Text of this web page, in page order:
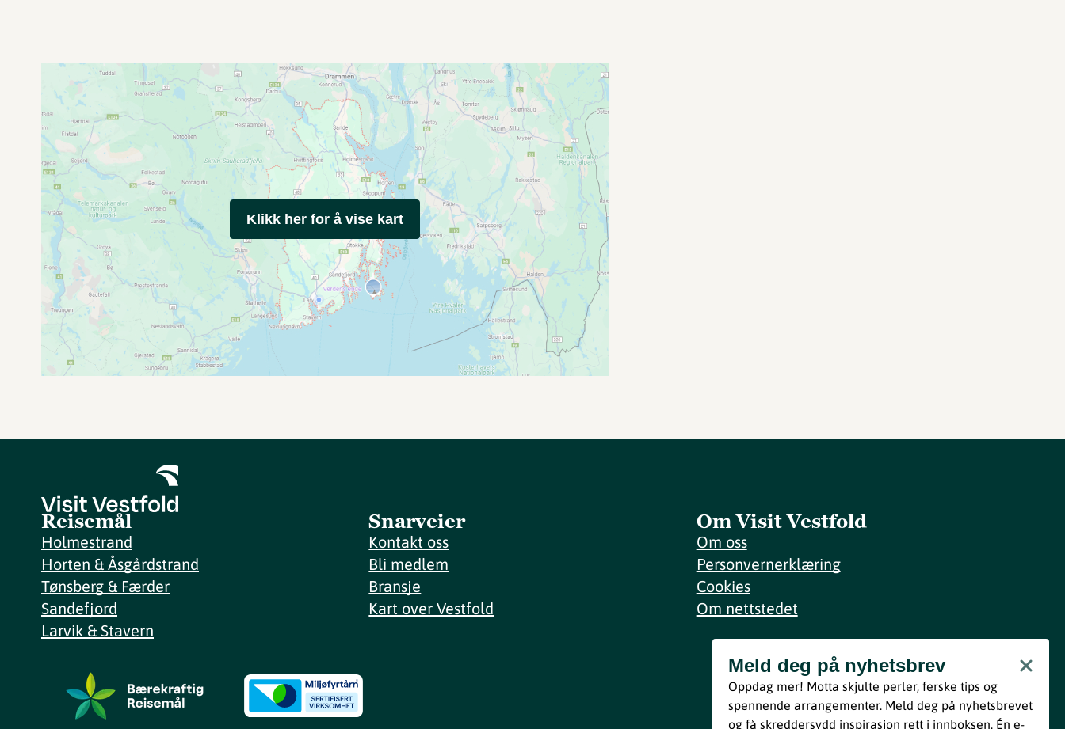
Klikk her for å vise kart
Reisemål
Holmestrand
Horten & Åsgårdstrand
Tønsberg & Færder
Sandefjord
Larvik & Stavern
Snarveier
Kontakt oss
Bli medlem
Bransje
Kart over Vestfold
Om Visit Vestfold
Om oss
Personvernerklæring
Cookies
Om nettstedet
Meld deg på nyhetsbrev
Bli med
Meld deg på nyhetsbrev
Oppdag mer! Motta skjulte perler, ferske tips og
spennende arrangementer. Meld deg på nyhetsbrevet
og få skreddersydd inspirasjon rett i innboksen. Én e-